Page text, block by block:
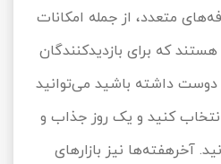
متعدد، از جمله امکانات
که برای بازدیدکنندگان
دوست داشته باشید می‌توانید
کنید و یک روز جذاب و
آخرهفته‌ها نیز بازارهای